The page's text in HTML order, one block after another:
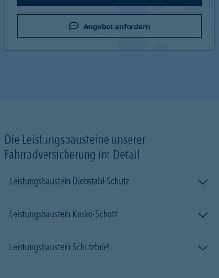
Angebot anfordern
Die Leistungsbausteine unserer
Fahrradversicherung im Detail
Leistungsbaustein Diebstahl-Schutz
Leistungsbaustein Kasko-Schutz
Leistungsbaustein Schutzbrief